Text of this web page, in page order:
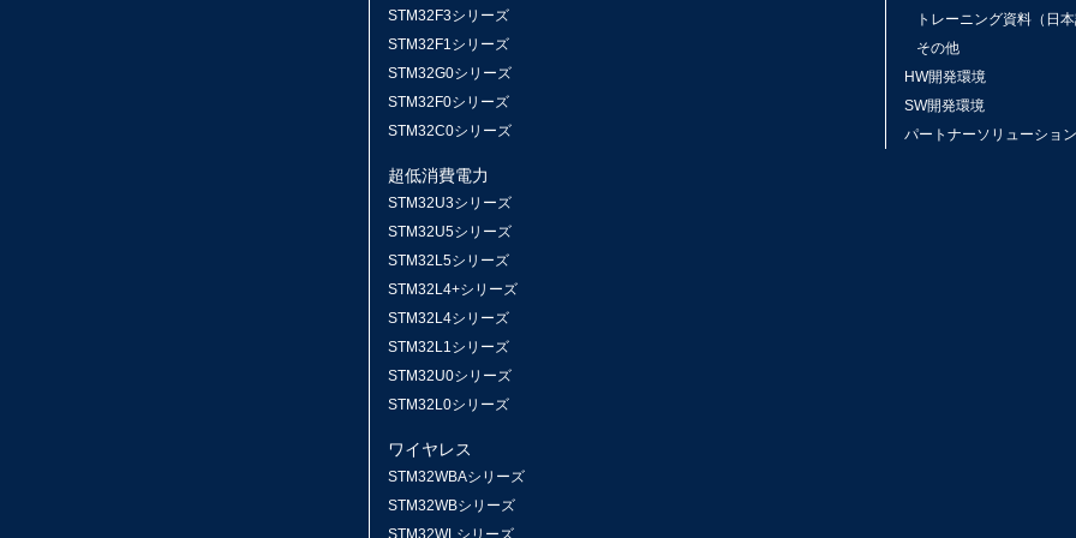
STM32F3シリーズ
STM32F1シリーズ
STM32G0シリーズ
STM32F0シリーズ
STM32C0シリーズ
超低消費電力
STM32U3シリーズ
STM32U5シリーズ
STM32L5シリーズ
STM32L4+シリーズ
STM32L4シリーズ
STM32L1シリーズ
STM32U0シリーズ
STM32L0シリーズ
ワイヤレス
STM32WBAシリーズ
STM32WBシリーズ
STM32WLシリーズ
トレーニング資料（日
その他
HW開発環境
SW開発環境
パートナーソリューション